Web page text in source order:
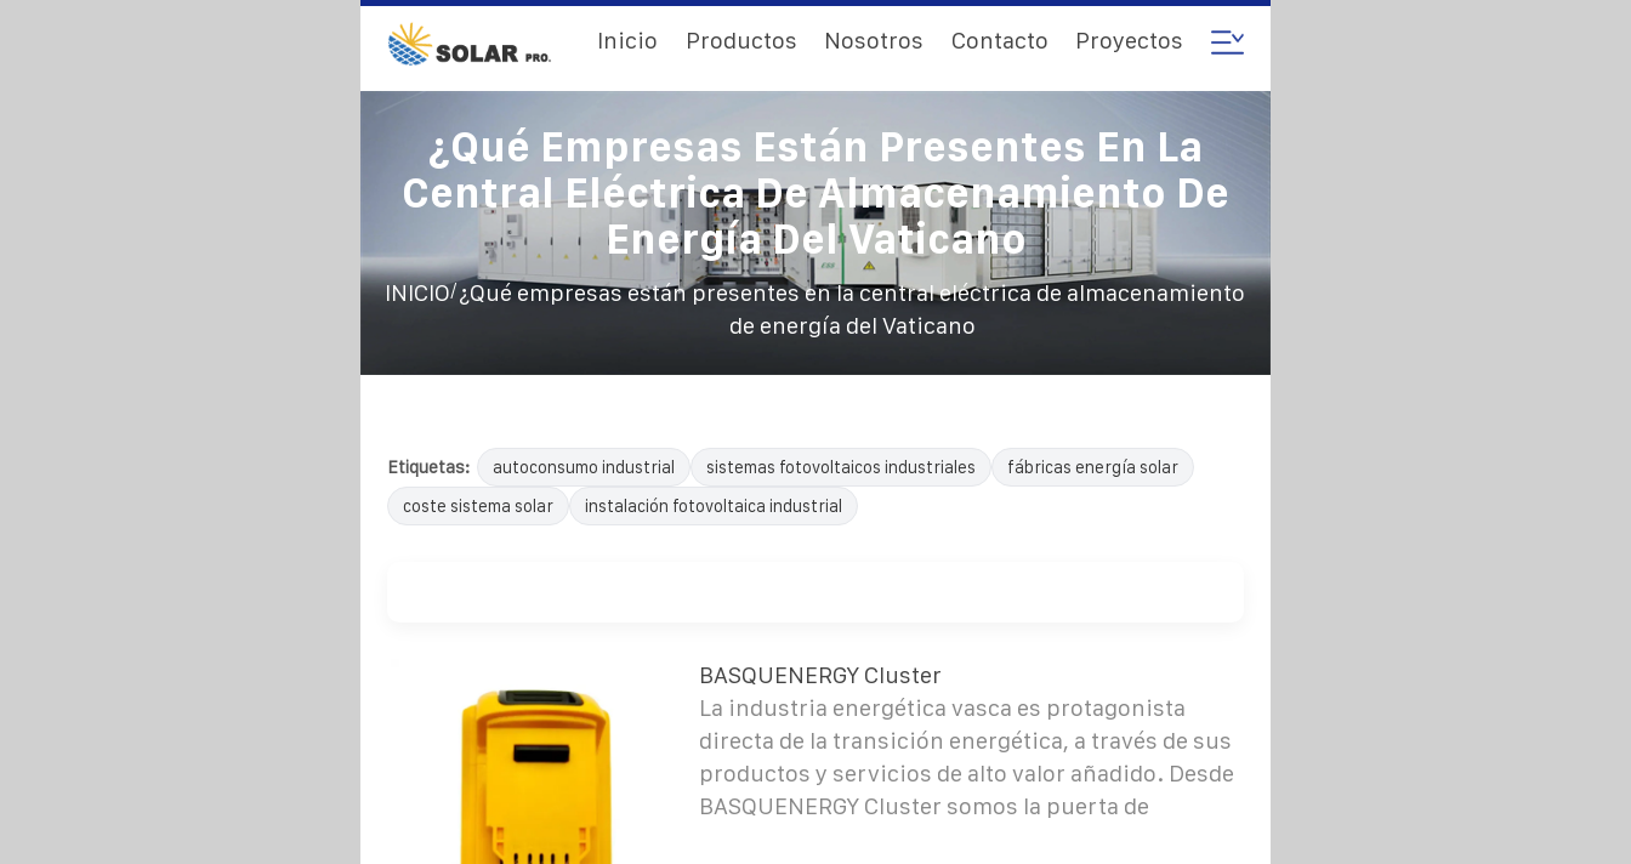
Inicio Productos Nosotros Contacto Proyectos
¿Qué Empresas Están Presentes En La
Central Eléctrica De Almacenamiento De
Energía Del Vaticano
INICIO/¿Qué empresas están presentes en la central eléctrica de almacenamiento
de energía del Vaticano
Etiquetas: autoconsumo industrial sistemas fotovoltaicos industriales
fábricas energía solar
coste sistema solar
instalación fotovoltaica industrial
BASQUENERGY Cluster
La industria energética vasca es protagonista
directa de la transición energética, a través de sus
productos y servicios de alto valor añadido. Desde
BASQUENERGY Cluster somos la puerta de